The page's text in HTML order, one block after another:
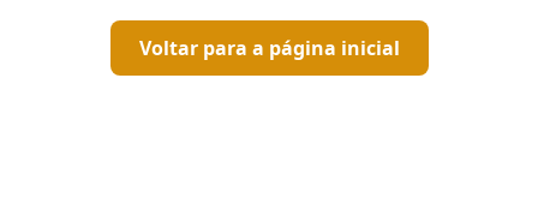
Voltar para a página inicial